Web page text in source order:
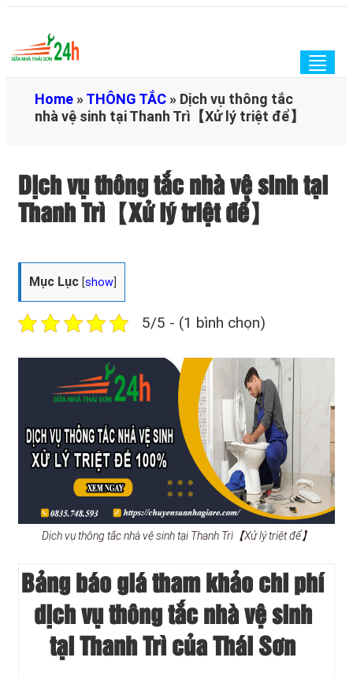
Home »THÔNG TẮC » Dịch vụ thông tắc
nhà vệ sinh tại Thanh Trì【Xử lý triệt để】
Dịch vụ thông tắc nhà vệ sinh tại
Thanh Trì【Xử lý triệt để】
Mục Lục [show
5/5 - (1 bình chọn)
Dịch vụ thông tắc nhà vệ sinh tại Thanh Trì【Xử lý triệt để】
Bảng báo giá tham khảo chi phí
dịch vụ thông tắc nhà vệ sinh
tại Thanh Trì của Thái Sơn